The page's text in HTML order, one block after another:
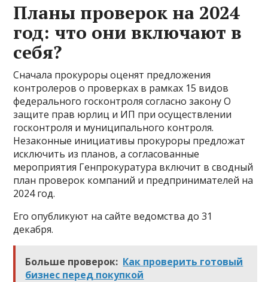
Планы проверок на 2024
год: что они включают в
себя?
Сначала прокуроры оценят предложения
контролеров о проверках в рамках 15 видов
федерального госконтроля согласно закону О
защите прав юрлиц и ИП при осуществлении
госконтроля и муниципального контроля.
Незаконные инициативы прокуроры предложат
исключить из планов, а согласованные
мероприятия Генпрокуратура включит в сводный
план проверок компаний и предпринимателей на
2024 год.
Его опубликуют на сайте ведомства до 31
декабря.
Больше проверок: Как проверить готовый
бизнес перед покупкой